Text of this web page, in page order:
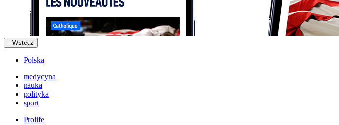
Wstecz
Polska
medycyna
nauka
polityka
sport
Prolife